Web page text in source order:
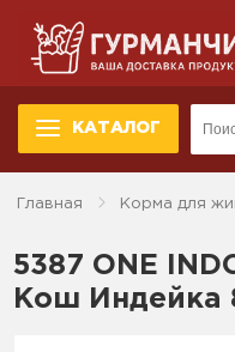
КАТАЛОГ
Главная Корма для
5387 ONE
Кош Индейка